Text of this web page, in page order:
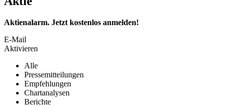
Aktienalarm. Jetzt kostenlos anmelden!
E-Mail
Aktivieren
Alle
Pressemitteilungen
Empfehlungen
Chartanalysen
Berichte